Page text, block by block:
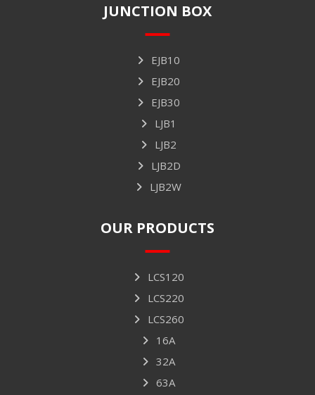
JUNCTION BOX
EJB10
EJB20
EJB30
LJB1
LJB2
LJB2D
LJB2W
OUR PRODUCTS
LCS120
LCS220
LCS260
16A
32A
63A